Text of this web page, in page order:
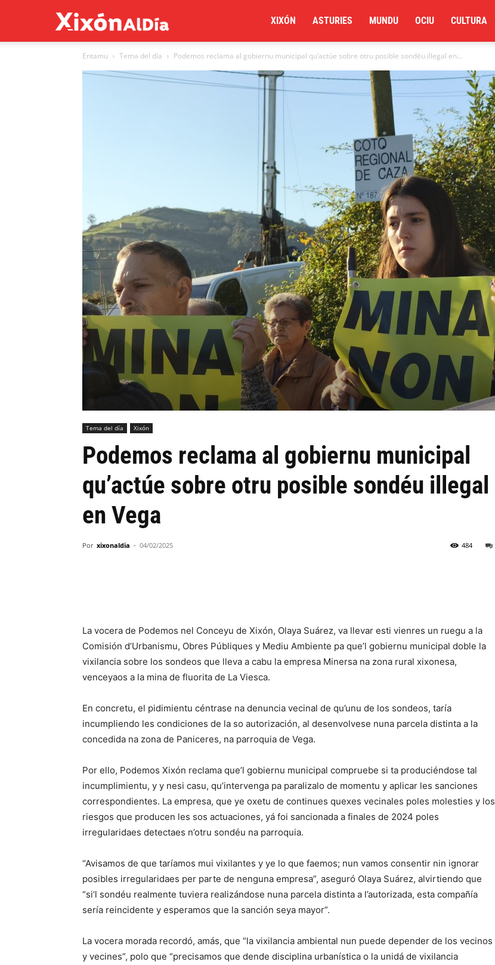
al
XIXÓN ASTURIES MUNDU OCIU CULTURA
Entamu Tema del día Podemos reclama al gobiernu municipal qu’actúe sobre otru posible sondéu illegal en...
Tema del día Xixón
Podemos reclama al gobiernu municipal
qu’actúe sobre otru posible sondéu illegal
en Vega
Por xixonaldia - 04/02/2025 484
La vocera de Podemos nel Conceyu de Xixón, Olaya Suárez, va llevar esti vienres un ruegu a la
Comisión d’Urbanismu, Obres Públiques y Mediu Ambiente pa que’l gobiernu municipal doble la
vixilancia sobre los sondeos que lleva a cabu la empresa Minersa na zona rural xixonesa,
venceyaos a la mina de fluorita de La Viesca.
En concretu, el pidimientu céntrase na denuncia vecinal de qu’unu de los sondeos, taría
incumpliendo les condiciones de la so autorización, al desenvolvese nuna parcela distinta a la
concedida na zona de Paniceres, na parroquia de Vega.
Por ello, Podemos Xixón reclama que’l gobiernu municipal compruebe si ta produciéndose tal
incumplimientu, y y nesi casu, qu’intervenga pa paralizalo de momentu y aplicar les sanciones
correspondientes. La empresa, que ye oxetu de continues quexes vecinales poles molesties y los
riesgos que producen les sos actuaciones, yá foi sancionada a finales de 2024 poles
irregularidaes detectaes n’otru sondéu na parroquia.
“Avisamos de que taríamos mui vixilantes y ye lo que faemos; nun vamos consentir nin ignorar
posibles irregularidaes per parte de nenguna empresa”, aseguró Olaya Suárez, alvirtiendo que
“si’l sondéu realmente tuviera realizándose nuna parcela distinta a l’autorizada, esta compañía
sería reincidente y esperamos que la sanción seya mayor”.
La vocera morada recordó, amás, que “la vixilancia ambiental nun puede depender de los vecinos
y vecines”, polo que “precisamos que dende disciplina urbanística o la unidá de vixilancia